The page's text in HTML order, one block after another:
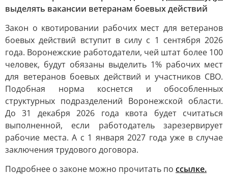
выделять вакансии ветеранам боевых действий
Закон о квотировании рабочих мест для ветеранов
боевых действий вступит в силу с 1 сентября 2026
года. Воронежские работодатели, чей штат более 100
человек, будут обязаны выделить 1% рабочих мест
для ветеранов боевых действий и участников СВО.
Подобная норма коснется и обособленных
структурных подразделений Воронежской области.
До 31 декабря 2026 года квота будет считаться
выполненной, если работодатель зарезервирует
рабочие места. А с 1 января 2027 года уже в случае
заключения трудового договора.
Подробнее о законе можно прочитать по ссылке.